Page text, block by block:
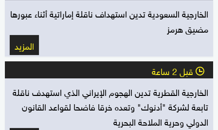
الخارجية السعودية تدين استهداف ناقلة إماراتية أثناء عبورها
مضيق هرمز
المزيد
l قبل 2 ساعة
الخارجية القطرية تدين الهجوم الإيراني الذي استهدف ناقلة
تابعة لشركة "أدنوك" وتعده خرقا فاضحا لقواعد القانون
الدولي وحرية الملاحة البحرية